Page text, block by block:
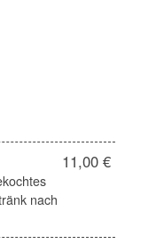
11,00 €
nach